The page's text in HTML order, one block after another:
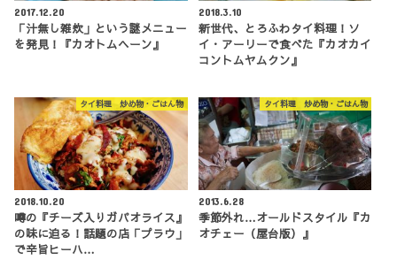
2017.12.20
「汁無し雑炊」という謎メニュー
を発見！『カオトムヘーン』
2018.3.10
新世代、とろふわタイ料理！ソ
イ・アーリーで食べた『カオカイ
コントムヤムクン』
タイ料理 炒め物・ごはん物
2018.10.20
噂の『チーズ入りガパオライス』
の味に迫る！話題の店「プラウ」
で辛旨ヒーハ…
タイ料理 炒め物・ごはん物
2013.6.28
季節外れ…オールドスタイル『カ
オチェー（屋台版）』